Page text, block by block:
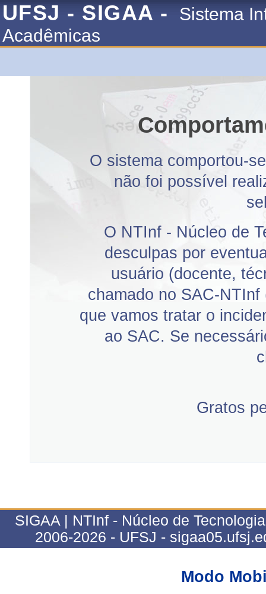
UFSJ - SIGAA -
Sistema
Acadêmicas
O sistema comportou-
não foi possível
O NTInf - Núcleo de
desculpas por
usuário (docente,
chamado no SAC-NTInf
que vamos tratar o
ao SAC. Se
Gratos
SIGAA | NTInf - Núcleo de
2006-2026 - UFSJ -
Modo